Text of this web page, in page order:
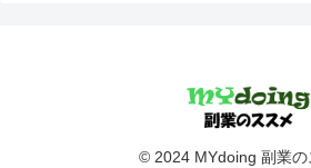
© 2024 MYdoing 副業の